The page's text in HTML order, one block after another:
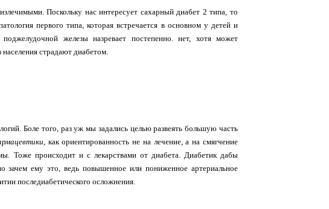
Поскольку нас интересует сахарный диабет 2 типа, то
первого типа, которая встречается в основном у детей и
железы назревает постепенно. нет, хотя может
населения страдают диабетом.
Боле того, раз уж мы задались целью развеять большую часть
, как ориентированность не на лечение, а на смягчение
Тоже происходит и с лекарствами от диабета. Диабетик дабы
зачем ему это, ведь повышенное или пониженное артериальное
последиабетического осложнения.